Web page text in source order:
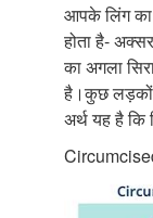
आपके लिंग का
होता है-
का अगला
है।कुछ लड़कों
अर्थ यह है कि